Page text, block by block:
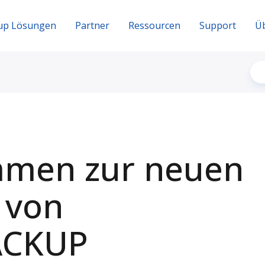
Lösungen Partner Ressourcen Support
zur neuen